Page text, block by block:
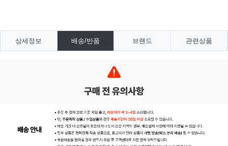
상세정보 배송/반품 브랜드 관련상품